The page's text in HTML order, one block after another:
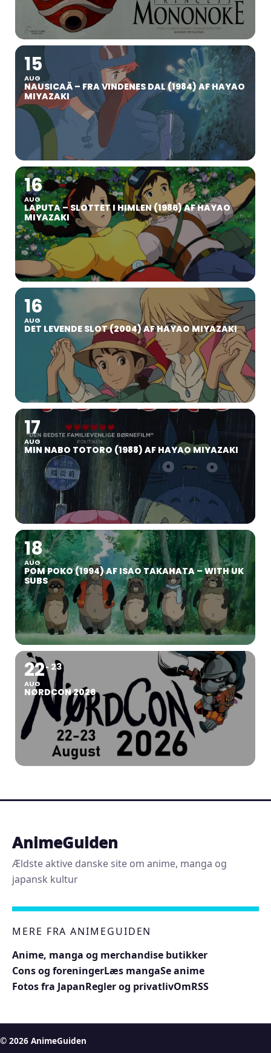
15
AUG
NAUSICAÄ – FRA VINDENES DAL (1984) AF HAYAO
MIYAZAKI
16
AUG
LAPUTA – SLOTTET I HIMLEN (1986) AF HAYAO
MIYAZAKI
16
AUG
DET LEVENDE SLOT (2004) AF HAYAO MIYAZAKI
17
AUG
MIN NABO TOTORO (1988) AF HAYAO MIYAZAKI
18
AUG
POM POKO (1994) AF ISAO TAKAHATA – WITH UK
SUBS
22
AUG
23
NØRDCON 2026
AnimeGuiden
Ældste aktive danske site om anime, manga og
japansk kultur
MERE FRA ANIMEGUIDEN
Anime, manga og merchandise butikker
Cons og foreningerLæs mangaSe anime
Fotos fra JapanRegler og privatlivOmRSS
© 2026 AnimeGuiden